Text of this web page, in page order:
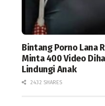
Bintang Porno Lana
Minta 400 Video
Lindungi Anak
2432 SHARES